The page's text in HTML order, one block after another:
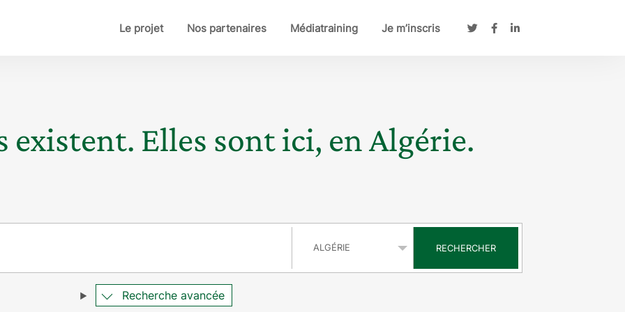
Le projet Nos partenaires Médiatraining Je m’inscris
existent. Elles sont ici, en Algérie.
RECHERCHER
Recherche avancée